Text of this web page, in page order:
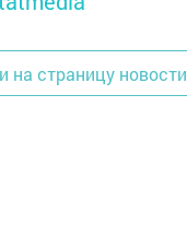
на страницу новости